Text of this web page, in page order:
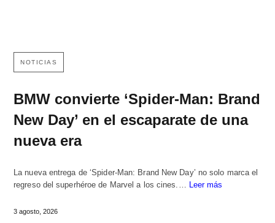
NOTICIAS
BMW convierte ‘Spider-Man: Brand
New Day’ en el escaparate de una
nueva era
La nueva entrega de ‘Spider-Man: Brand New Day’ no solo marca el
regreso del superhéroe de Marvel a los cines.… Leer más
3 agosto, 2026